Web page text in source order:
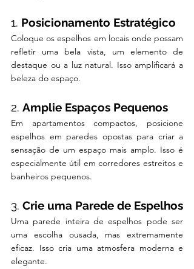
1. Posicionamento Estratégico
Coloque os espelhos em locais onde possam
refletir uma bela vista, um elemento de
destaque ou a luz natural. Isso amplificará a
beleza do espaço.
2. Amplie Espaços Pequenos
Em apartamentos compactos, posicione
espelhos em paredes opostas para criar a
sensação de um espaço mais amplo. Isso é
especialmente útil em corredores estreitos e
banheiros pequenos.
3. Crie uma Parede de Espelhos
Uma parede inteira de espelhos pode ser
uma escolha ousada, mas extremamente
eficaz. Isso cria uma atmosfera moderna e
elegante.